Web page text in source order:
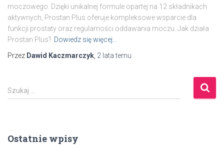
moczowego. Dzięki unikalnej formule opartej na 12 składnikach
aktywnych, Prostan Plus oferuje kompleksowe wsparcie dla
funkcji prostaty oraz regularności oddawania moczu. Jak działa
Prostan Plus? Dowiedz się więcej…
Przez Dawid Kaczmarczyk 2 latatemu
S
z
j
Szukaj …
Ostatnie wpisy